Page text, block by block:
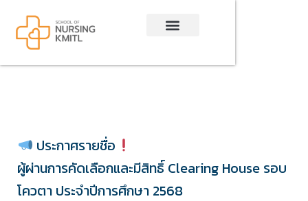
content
ประกาศรายชื่อ
ผู้ผ่านการคัดเลือกและมีสิทธิ์ Clearing House รอบ
โควตา ประจำปีการศึกษา 2568